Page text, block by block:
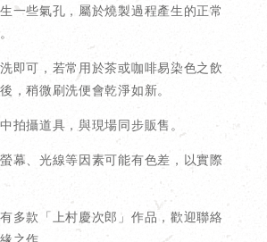
一些氣孔，屬於燒製過程產生的正常
即可，若常用於茶或咖啡易染色之飲
，稍微刷洗便會乾淨如新。
拍攝道具，與現場同步販售。
幕、光線等因素可能有色差，以實際
多款「上村慶次郎」作品，歡迎聯絡
之作。